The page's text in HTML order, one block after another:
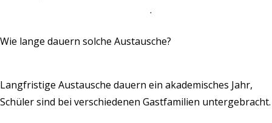
.
Wie lange dauern solche Austausche?
Langfristige Austausche dauern ein akademisches Jahr,
Schüler sind bei verschiedenen Gastfamilien untergebracht.